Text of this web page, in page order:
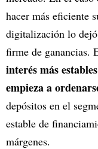
hacer más eficiente
digitalización lo
firme de ganancias.
interés más estables
empieza a
depósitos en el
estable de
márgenes.